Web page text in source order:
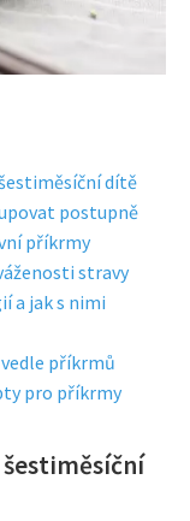
dítě
postupně
příkrmy
stravy
a jak s nimi
příkrmů
pro příkrmy